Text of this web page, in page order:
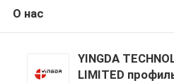
О нас
YINGDA
LIMITED